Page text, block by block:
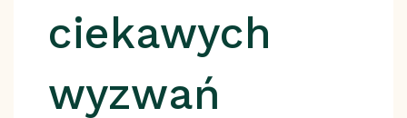
ciekawych
wyzwań